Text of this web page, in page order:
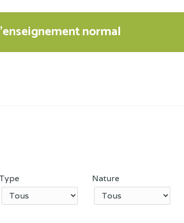
Organigramme
normal
Type Nature